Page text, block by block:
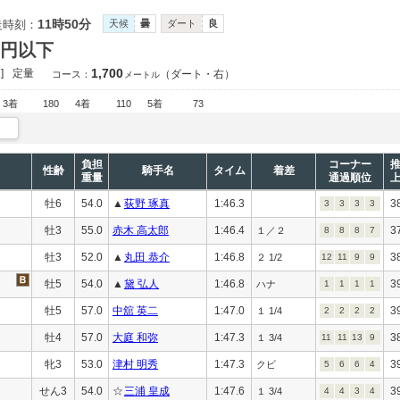
刻： 11時50分 天候 曇 ダート 良
以下
定量 コース： 1,700 メートル （ダート・右）
3着 180 4着 110 5着 73
性齢
負担
重量
騎手名 タイム 着差
コーナー
通過順位
牡6 54.0 ▲ 荻野 琢真 1:46.3 3 3 3 3
牡3 55.0 赤木 高太郎 1:46.4 １／２ 8 8 8 7
牡3 52.0 ▲ 丸田 恭介 1:46.8 ２ 1/2 12 11 9 9
牡5 54.0 ▲ 黛 弘人 1:46.8 ハナ 1 1 1 1
牡5 57.0 中舘 英二 1:47.0 １ 1/4 2 2 2 2
牡4 57.0 大庭 和弥 1:47.3 １ 3/4 11 11 13 9
牝3 53.0 津村 明秀 1:47.3 クビ 5 6 6 4
せん3 54.0 ☆三浦 皇成 1:47.6 １ 3/4 4 4 3 4